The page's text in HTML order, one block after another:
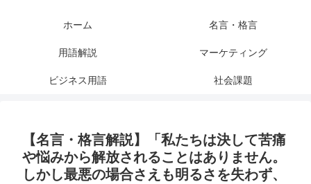
ホーム 名言・格言
用語解説 マーケティング
ビジネス用語 社会課題
【名言・格言解説】「私たちは決して苦痛
や悩みから解放されることはありません。
しかし最悪の場合さえも明るさを失わず、